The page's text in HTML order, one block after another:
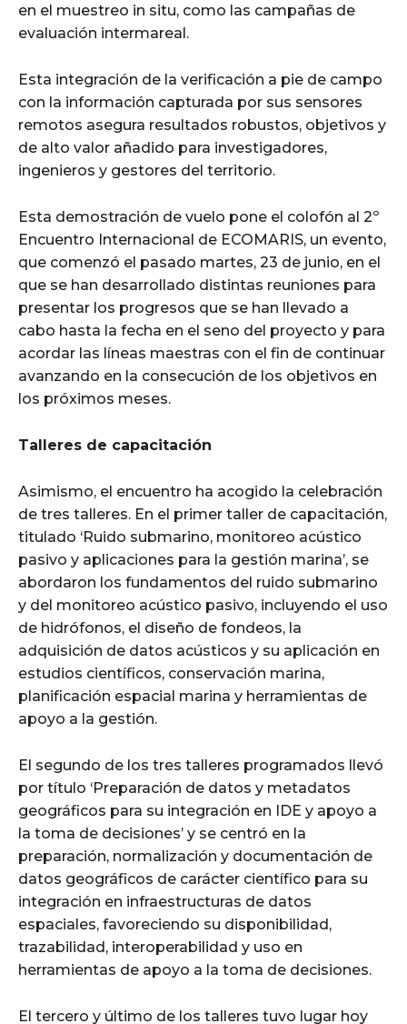
en el muestreo in situ, como las campañas de
evaluación intermareal.
Esta integración de la verificación a pie de campo
con la información capturada por sus sensores
remotos asegura resultados robustos, objetivos y
de alto valor añadido para investigadores,
ingenieros y gestores del territorio.
Esta demostración de vuelo pone el colofón al 2º
Encuentro Internacional de ECOMARIS, un evento,
que comenzó el pasado martes, 23 de junio, en el
que se han desarrollado distintas reuniones para
presentar los progresos que se han llevado a
cabo hasta la fecha en el seno del proyecto y para
acordar las líneas maestras con el fin de continuar
avanzando en la consecución de los objetivos en
los próximos meses.
Talleres de capacitación
Asimismo, el encuentro ha acogido la celebración
de tres talleres. En el primer taller de capacitación,
titulado ‘Ruido submarino, monitoreo acústico
pasivo y aplicaciones para la gestión marina’, se
abordaron los fundamentos del ruido submarino
y del monitoreo acústico pasivo, incluyendo el uso
de hidrófonos, el diseño de fondeos, la
adquisición de datos acústicos y su aplicación en
estudios científicos, conservación marina,
planificación espacial marina y herramientas de
apoyo a la gestión.
El segundo de los tres talleres programados llevó
por título ‘Preparación de datos y metadatos
geográficos para su integración en IDE y apoyo a
la toma de decisiones’ y se centró en la
preparación, normalización y documentación de
datos geográficos de carácter científico para su
integración en infraestructuras de datos
espaciales, favoreciendo su disponibilidad,
trazabilidad, interoperabilidad y uso en
herramientas de apoyo a la toma de decisiones.
El tercero y último de los talleres tuvo lugar hoy